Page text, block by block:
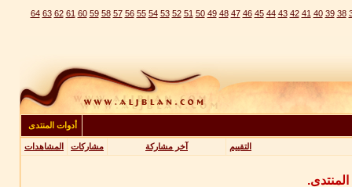
38
39
40
41
42
43
44
45
46
47
48
49
50
51
52
53
54
55
56
57
58
59
60
61
62
63
64
أدوات المنتدى
التقييم آخر مشاركة مشاركات المشاهدات